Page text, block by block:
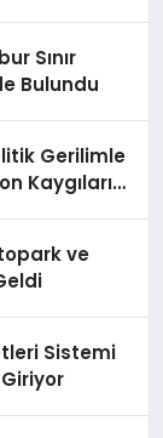
Sınır
Bulundu
Gerilimle
Kaygıları
ve
Sistemi